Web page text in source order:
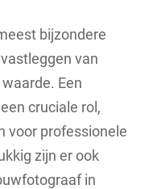
bijzondere
van
Een
cruciale rol,
voor professionele
zijn er ook
in